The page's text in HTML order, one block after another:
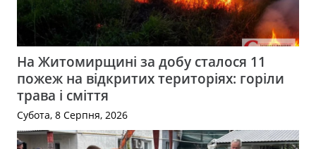
На Житомирщині за добу сталося 11
пожеж на відкритих територіях: горіли
трава і сміття
Субота, 8 Серпня, 2026